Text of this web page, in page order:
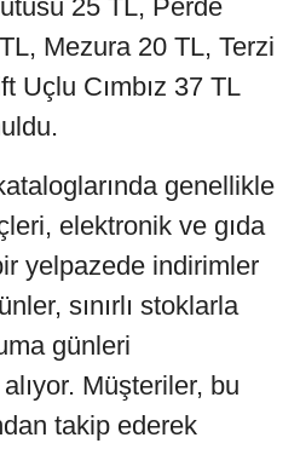
25 TL, Perde
Mezura 20 TL, Terzi
Uçlu Cımbız 37 TL
genellikle
elektronik ve gıda
yelpazede indirimler
sınırlı stoklarla
günleri
Müşteriler, bu
takip ederek